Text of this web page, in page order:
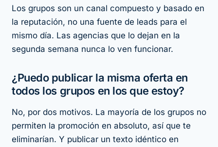
Los grupos son un canal compuesto y basado en
la reputación, no una fuente de leads para el
mismo día. Las agencias que lo dejan en la
segunda semana nunca lo ven funcionar.
¿Puedo publicar la misma oferta en
todos los grupos en los que estoy?
No, por dos motivos. La mayoría de los grupos no
permiten la promoción en absoluto, así que te
eliminarían. Y publicar un texto idéntico en